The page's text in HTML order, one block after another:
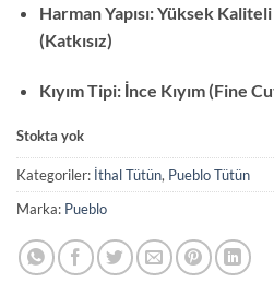
Harman Yapısı:Yüksek Kaliteli
(Katkısız)
Kıyım Tipi:İnce Kıyım (Fine
Stokta yok
Kategoriler: İthal Tütün, Pueblo Tütün
Marka: Pueblo